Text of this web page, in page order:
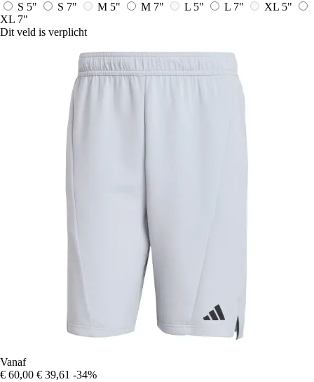
S 5"
S 7" M 5" M 7" L 5" L 7"
XL 5"
XL 7"
Dit veld is verplicht
Vanaf
€ 60,00 € 39,61 -34%